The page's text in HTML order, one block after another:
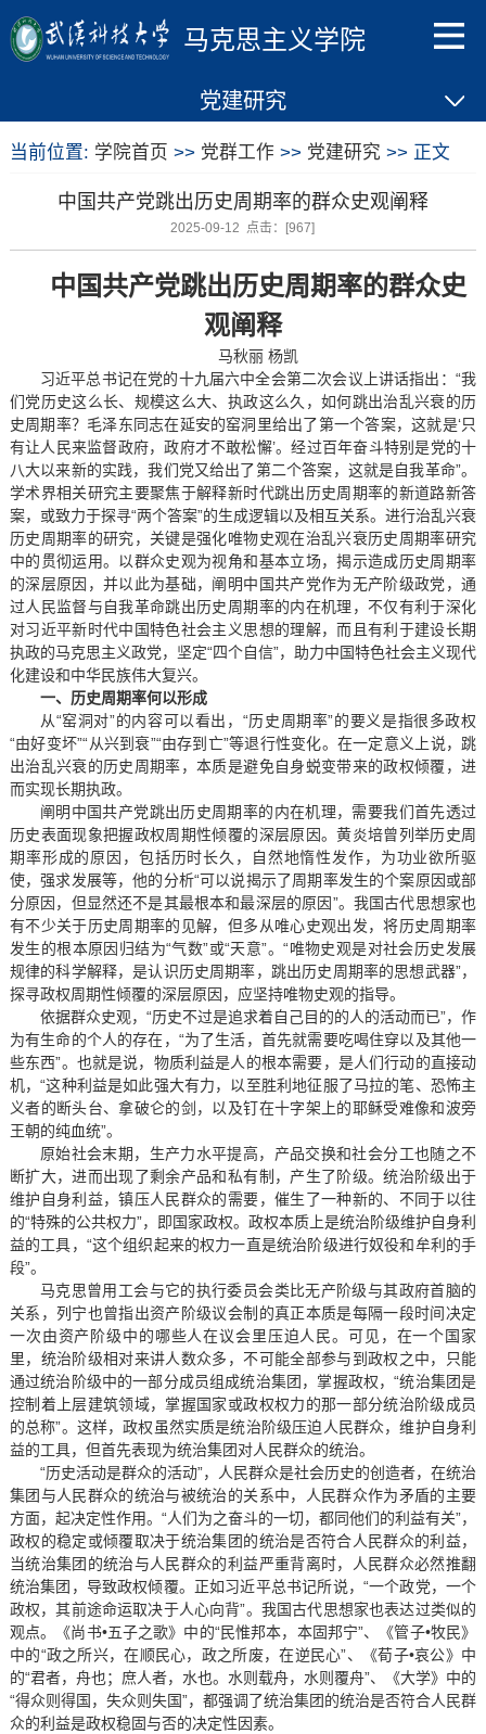
马克思主义学院
党建研究
当前位置: 学院首页 >> 党群工作 >> 党建研究 >> 正文
中国共产党跳出历史周期率的群众史观阐释
2025-09-12 点击：[967]
中国共产党跳出历史周期率的群众史
观阐释
马秋丽 杨凯
习近平总书记在党的十九届六中全会第二次会议上讲话指出：“我
们党历史这么长、规模这么大、执政这么久，如何跳出治乱兴衰的历
史周期率？毛泽东同志在延安的窑洞里给出了第一个答案，这就是‘只
有让人民来监督政府，政府才不敢松懈’。经过百年奋斗特别是党的十
八大以来新的实践，我们党又给出了第二个答案，这就是自我革命”。
学术界相关研究主要聚焦于解释新时代跳出历史周期率的新道路新答
案，或致力于探寻“两个答案”的生成逻辑以及相互关系。进行治乱兴衰
历史周期率的研究，关键是强化唯物史观在治乱兴衰历史周期率研究
中的贯彻运用。以群众史观为视角和基本立场，揭示造成历史周期率
的深层原因，并以此为基础，阐明中国共产党作为无产阶级政党，通
过人民监督与自我革命跳出历史周期率的内在机理，不仅有利于深化
对习近平新时代中国特色社会主义思想的理解，而且有利于建设长期
执政的马克思主义政党，坚定“四个自信”，助力中国特色社会主义现代
化建设和中华民族伟大复兴。
一、历史周期率何以形成
从“窑洞对”的内容可以看出，“历史周期率”的要义是指很多政权
“由好变坏”“从兴到衰”“由存到亡”等退行性变化。在一定意义上说，跳
出治乱兴衰的历史周期率，本质是避免自身蜕变带来的政权倾覆，进
而实现长期执政。
阐明中国共产党跳出历史周期率的内在机理，需要我们首先透过
历史表面现象把握政权周期性倾覆的深层原因。黄炎培曾列举历史周
期率形成的原因，包括历时长久，自然地惰性发作，为功业欲所驱
使，强求发展等，他的分析“可以说揭示了周期率发生的个案原因或部
分原因，但显然还不是其最根本和最深层的原因”。我国古代思想家也
有不少关于历史周期率的见解，但多从唯心史观出发，将历史周期率
发生的根本原因归结为“气数”或“天意”。“唯物史观是对社会历史发展
规律的科学解释，是认识历史周期率，跳出历史周期率的思想武器”，
探寻政权周期性倾覆的深层原因，应坚持唯物史观的指导。
依据群众史观，“历史不过是追求着自己目的的人的活动而已”，作
为有生命的个人的存在，“为了生活，首先就需要吃喝住穿以及其他一
些东西”。也就是说，物质利益是人的根本需要，是人们行动的直接动
机，“这种利益是如此强大有力，以至胜利地征服了马拉的笔、恐怖主
义者的断头台、拿破仑的剑，以及钉在十字架上的耶稣受难像和波旁
王朝的纯血统”。
原始社会末期，生产力水平提高，产品交换和社会分工也随之不
断扩大，进而出现了剩余产品和私有制，产生了阶级。统治阶级出于
维护自身利益，镇压人民群众的需要，催生了一种新的、不同于以往
的“特殊的公共权力”，即国家政权。政权本质上是统治阶级维护自身利
益的工具，“这个组织起来的权力一直是统治阶级进行奴役和牟利的手
段”。
马克思曾用工会与它的执行委员会类比无产阶级与其政府首脑的
关系，列宁也曾指出资产阶级议会制的真正本质是每隔一段时间决定
一次由资产阶级中的哪些人在议会里压迫人民。可见，在一个国家
里，统治阶级相对来讲人数众多，不可能全部参与到政权之中，只能
通过统治阶级中的一部分成员组成统治集团，掌握政权，“统治集团是
控制着上层建筑领域，掌握国家或政权权力的那一部分统治阶级成员
的总称”。这样，政权虽然实质是统治阶级压迫人民群众，维护自身利
益的工具，但首先表现为统治集团对人民群众的统治。
“历史活动是群众的活动”，人民群众是社会历史的创造者，在统治
集团与人民群众的统治与被统治的关系中，人民群众作为矛盾的主要
方面，起决定性作用。“人们为之奋斗的一切，都同他们的利益有关”，
政权的稳定或倾覆取决于统治集团的统治是否符合人民群众的利益，
当统治集团的统治与人民群众的利益严重背离时，人民群众必然推翻
统治集团，导致政权倾覆。正如习近平总书记所说，“一个政党，一个
政权，其前途命运取决于人心向背”。我国古代思想家也表达过类似的
观点。《尚书•五子之歌》中的“民惟邦本，本固邦宁”、《管子•牧民》
中的“政之所兴，在顺民心，政之所废，在逆民心”、《荀子•哀公》中
的“君者，舟也；庶人者，水也。水则载舟，水则覆舟”、《大学》中的
“得众则得国，失众则失国”，都强调了统治集团的统治是否符合人民群
众的利益是政权稳固与否的决定性因素。